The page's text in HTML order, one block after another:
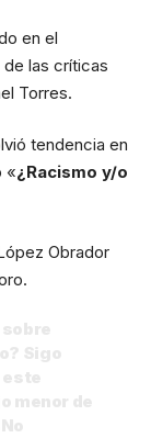
en el
las críticas
Torres.
tendencia en
«¿Racismo y/o
Obrador